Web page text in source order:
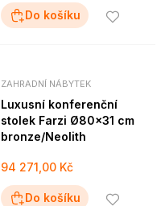
Do košíku
ZAHRADNÍ NÁBYTEK
Luxusní konferenční
stolek Farzi Ø80x31 cm
bronze/Neolith
94 271,00 Kč
Do košíku